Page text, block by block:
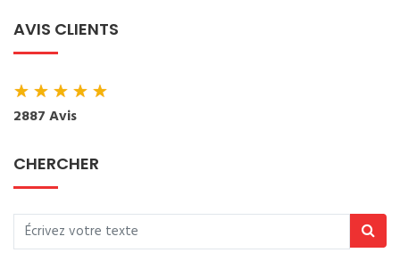
AVIS CLIENTS
★★★★★
2887 Avis
CHERCHER